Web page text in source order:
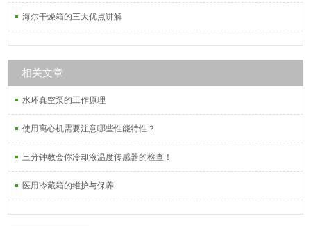
海尔干燥箱的三大优点讲解
相关文章
水环真空泵的工作原理
使用离心机需要注意哪些性能特性？
三分钟教会你冷却液温度传感器的检查！
医用冷藏箱的维护与保养